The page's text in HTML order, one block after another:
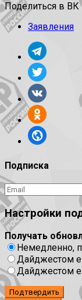
Поделиться в ВК
Заявления
Подписка
Настройки
Получать
Немедленно,
Дайджестом
Дайджестом
Подтвердить